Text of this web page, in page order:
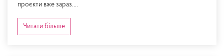
проєкти вже зараз....
Читати більше